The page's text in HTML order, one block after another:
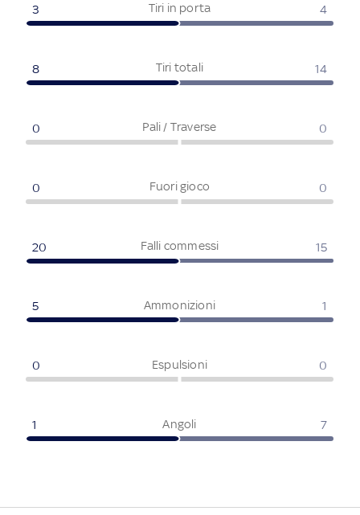
Tiri in porta
3 4
Tiri totali
8 14
Pali / Traverse
0 0
Fuori gioco
0 0
Falli commessi
20 15
Ammonizioni
5 1
Espulsioni
0 0
Angoli
1 7